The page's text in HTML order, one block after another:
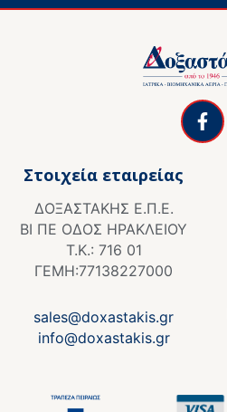
F
a
c
Στοιχεία εταιρείας
ΔΟΞΑΣΤΑΚΗΣ Ε.Π.Ε.
ΒΙ ΠΕ ΟΔΟΣ ΗΡΑΚΛΕΙΟΥ
Τ.Κ.: 716 01
ΓΕΜΗ:77138227000
sales@doxastakis.gr
info@doxastakis.gr